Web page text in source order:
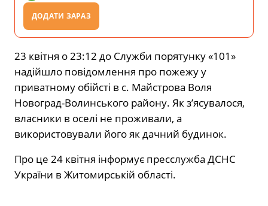
ДОДАТИ ЗАРАЗ
23 квітня о 23:12 до Служби порятунку «101»
надійшло повідомлення про пожежу у
приватному обійсті в с. Майстрова Воля
Новоград-Волинського району. Як з’ясувалося,
власники в оселі не проживали, а
використовували його як дачний будинок.
Про це 24 квітня інформує пресслужба ДСНС
України в Житомирській області.